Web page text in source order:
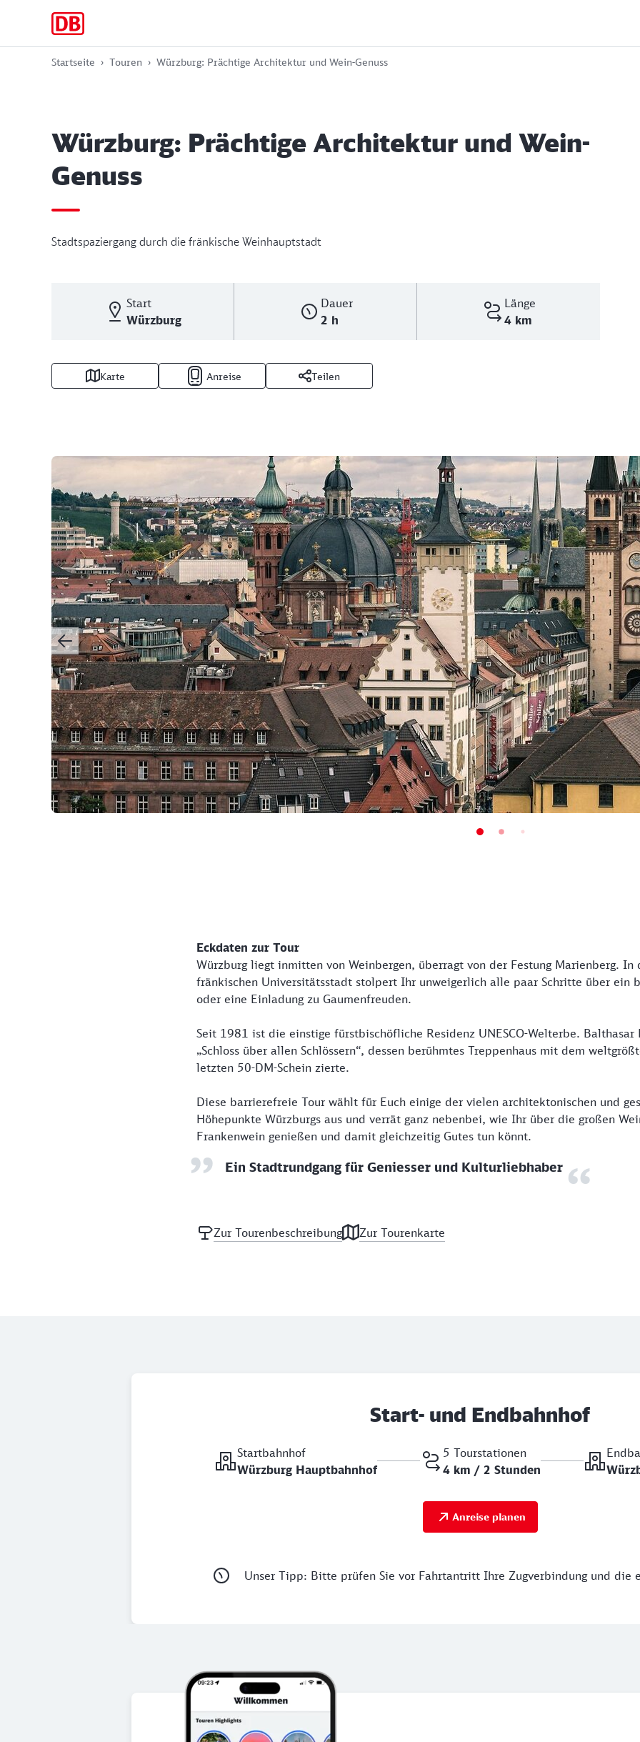
Startseite Touren Würzburg: Prächtige Architektur und Wein-Genuss
Würzburg: Prächtige Architektur und Wein-
Genuss
Stadtspaziergang durch die fränkische Weinhauptstadt
Start
Würzburg
Dauer
2 h
Länge
4 km
Karte Anreise Teilen
Eckdaten zur Tour
Würzburg liegt inmitten von Weinbergen, überragt von der Festung Marienberg. In
fränkischen Universitätsstadt stolpert Ihr unweigerlich alle paar Schritte über ein
oder eine Einladung zu Gaumenfreuden.
Seit 1981 ist die einstige fürstbischöfliche Residenz UNESCO-Welterbe. Balthasar
„Schloss über allen Schlössern“, dessen berühmtes Treppenhaus mit dem
letzten 50-DM-Schein zierte.
Diese barrierefreie Tour wählt für Euch einige der vielen architektonischen und
Höhepunkte Würzburgs aus und verrät ganz nebenbei, wie Ihr über die großen
Frankenwein genießen und damit gleichzeitig Gutes tun könnt.
Ein Stadtrundgang für Geniesser und Kulturliebhaber
Zur Tourenbeschreibung Zur Tourenkarte
Start- und Endbahnhof
Startbahnhof
Würzburg Hauptbahnhof
5 Tourstationen
4 km / 2 Stunden
Anreise planen
Unser Tipp: Bitte prüfen Sie vor Fahrtantritt Ihre Zugverbindung und die